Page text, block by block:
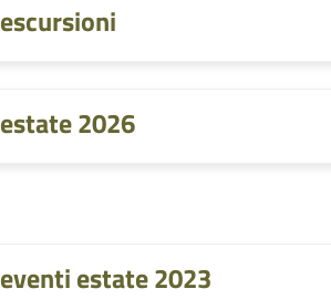
escursioni
estate 2026
eventi estate 2023